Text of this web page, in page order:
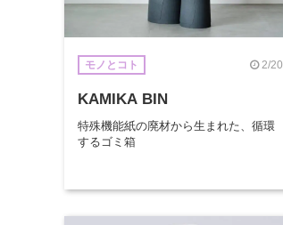
モノとコト 2/20
KAMIKA BIN
特殊機能紙の廃材から生まれた、循環
するゴミ箱